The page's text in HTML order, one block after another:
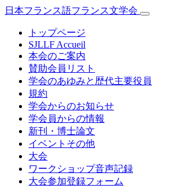
日本フランス語フランス文学会
トップページ
SJLLF Accueil
本会のご案内
賛助会員リスト
学会のあゆみと歴代主要役員
規約
学会からのお知らせ
学会員からの情報
新刊・博士論文
イベントその他
大会
ワークショップ音声記録
大会参加登録フォーム